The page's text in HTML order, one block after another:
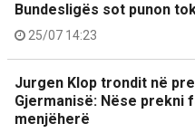
Bundesligës sot punon
25/07 14:23
Jurgen Klop trondit në
Gjermanisë: Nëse prekni
menjëherë